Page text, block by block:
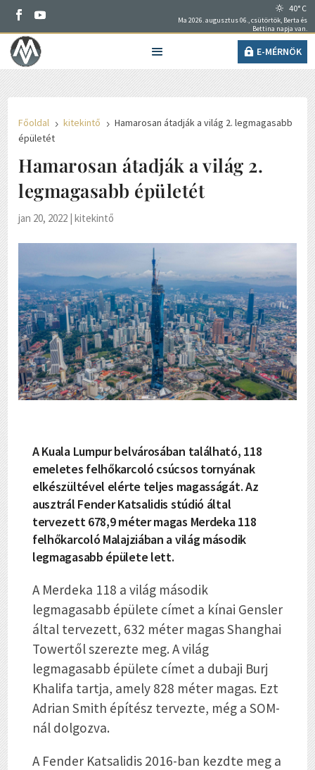
40° C
Ma 2026. augusztus 06., csütörtök, Berta és
Bettina napja van.
E-MÉRNÖK
Főoldal 5 kitekintő 5 Hamarosan átadják a világ 2. legmagasabb
épületét
Hamarosan átadják a világ 2.
legmagasabb épületét
jan 20, 2022 |kitekintő
A Kuala Lumpur belvárosában található, 118
emeletes felhőkarcoló csúcsos tornyának
elkészültével elérte teljes magasságát. Az
ausztrál Fender Katsalidis stúdió által
tervezett 678,9 méter magas Merdeka 118
felhőkarcoló Malajziában a világ második
legmagasabb épülete lett.
A Merdeka 118 a világ második
legmagasabb épülete címet a kínai Gensler
által tervezett, 632 méter magas Shanghai
Towertől szerezte meg. A világ
legmagasabb épülete címet a dubaji Burj
Khalifa tartja, amely 828 méter magas. Ezt
Adrian Smith építész tervezte, még a SOM-
nál dolgozva.
A Fender Katsalidis 2016-ban kezdte meg a